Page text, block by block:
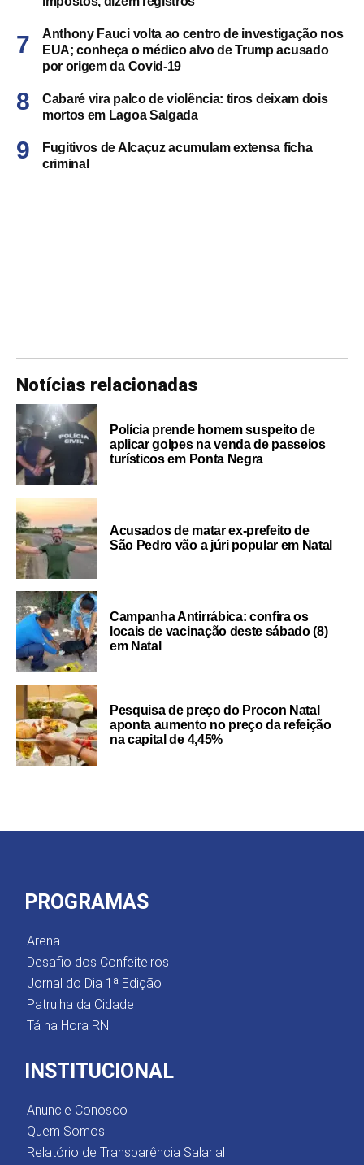
Anthony Fauci volta ao centro de investigação nos
EUA; conheça o médico alvo de Trump acusado
por origem da Covid-19
Cabaré vira palco de violência: tiros deixam dois
mortos em Lagoa Salgada
Fugitivos de Alcaçuz acumulam extensa ficha
criminal
Notícias relacionadas
Polícia prende homem suspeito de
aplicar golpes na venda de passeios
turísticos em Ponta Negra
Acusados de matar ex-prefeito de
São Pedro vão a júri popular em Natal
Campanha Antirrábica: confira os
locais de vacinação deste sábado (8)
em Natal
Pesquisa de preço do Procon Natal
aponta aumento no preço da refeição
na capital de 4,45%
PROGRAMAS
Arena
Desafio dos Confeiteiros
Jornal do Dia 1ª Edição
Patrulha da Cidade
Tá na Hora RN
INSTITUCIONAL
Anuncie Conosco
Quem Somos
Relatório de Transparência Salarial